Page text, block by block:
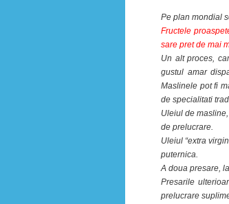
Pe plan mondial
Fructele
sare pret de mai
Un alt proces,
gustul amar
Maslinele pot fi
de specialitati
Uleiul de
de prelucrare.
Uleiul “extra
puternica.
A doua presare,
Presarile
prelucrare